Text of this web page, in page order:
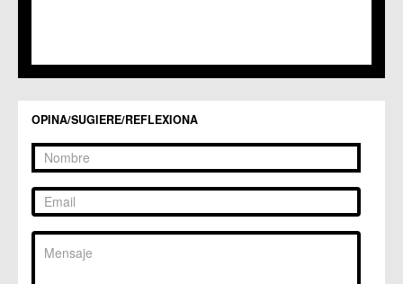
OPINA/SUGIERE/REFLEXIONA